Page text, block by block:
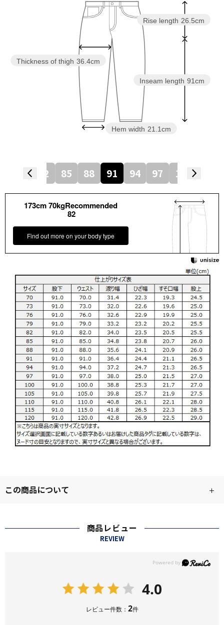
Inseam length 91cm
Rise length 26.5cm
Hem width 21.1cm
Thickness of thigh 36.4cm
82 85 88 91 94 97 100
173cm 70kgRecommended
82
Find out more on your body type
この商品について
商品レビュー
REVIEW
4.0
レビュー件数： 2件